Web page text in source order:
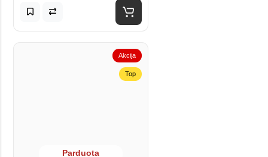
Akcija
Top
Parduota